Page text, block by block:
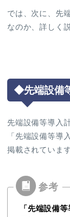
では、次に、先
なのか、詳しく
◆先端設備
先端設備等導入
「先端設備等導
掲載されています
「先端設備